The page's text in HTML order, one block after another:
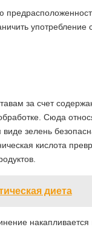
употребление
за счет
Сюда
зелень
кислота
диета